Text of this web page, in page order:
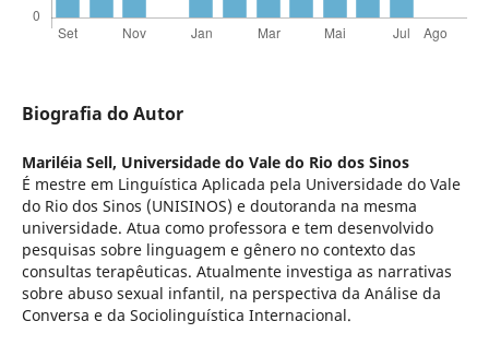
Biografia do Autor
Mariléia Sell, Universidade do Vale do Rio dos Sinos
É mestre em Linguística Aplicada pela Universidade do Vale
do Rio dos Sinos (UNISINOS) e doutoranda na mesma
universidade. Atua como professora e tem desenvolvido
pesquisas sobre linguagem e gênero no contexto das
consultas terapêuticas. Atualmente investiga as narrativas
sobre abuso sexual infantil, na perspectiva da Análise da
Conversa e da Sociolinguística Internacional.